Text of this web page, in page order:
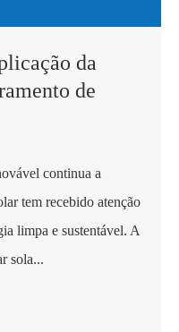
da
de
continua a
tem recebido atenção
limpa e sustentável. A
sola...